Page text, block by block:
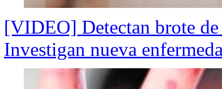
[VIDEO] Detectan brote
Investigan nueva